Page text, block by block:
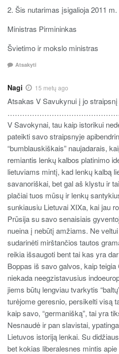
2. Šis nutarimas įsigalioja 2011
Ministras Pirmininkas
Švietimo ir mokslo ministras
Atsakyti
Nagi 15 metų ago
Atsakas V Savukynui į jo
V Savokynai, tau kaip istorikui
pateikti savo straipsnyje
“bumblauskiškais” naujadarais,
remiantis lenkų kalbos platinimo
lietuviams mintį, kad lenkų kalbą
savanoriškai, bet gal aš klystu ir
plačiai tuos mūsų ir lenkų
sunkiausiu Lietuvai XIXa, kai jau
Prūsija su savo senaisiais
nueina į nebūtį amžiams. Ne
sudarinėti mirštančios tautos
reikia išsaugoti bent tai kas yra
Boppas iš savo galvos, kaip
niekada neegzistavusius
jiems būtų lengviau tvarkytis
turėjome geresnio, persikelti visą
kaip savo, “germanišką”, tai yra
Nesnaudė ir pan slavistai,
Lietuvos istoriją lenkai. Su
bet kokias liberalesnes mintis